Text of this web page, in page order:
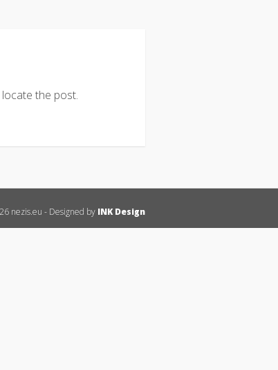
the post.
nezis.eu - Designed by INK Design